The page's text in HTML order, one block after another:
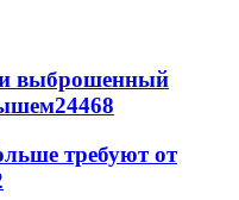
выброшенный
24468
требуют от